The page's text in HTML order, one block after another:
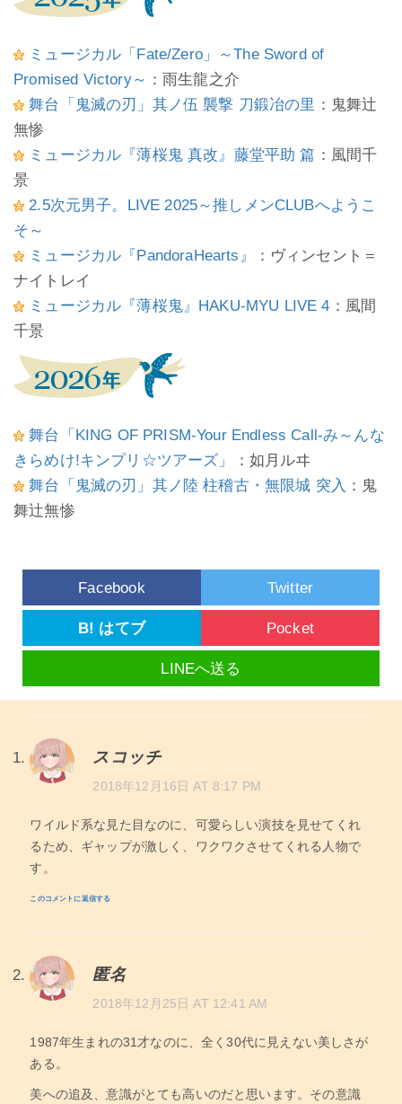
ミュージカル「Fate/Zero」～The Sword of
Promised Victory～ ：雨生龍之介
舞台「鬼滅の刃」其ノ伍 襲撃 刀鍛冶の里 ：鬼舞辻
無惨
ミュージカル『薄桜鬼 真改』藤堂平助 篇 ：風間千
景
2.5次元男子。LIVE 2025～推しメンCLUBへようこ
そ～
ミュージカル『PandoraHearts』
：ヴィンセント＝
ナイトレイ
ミュージカル『薄桜鬼』HAKU-MYU LIVE 4 ：風間
千景
舞台「KING OF PRISM-Your Endless Call-み～んな
きらめけ!キンプリ☆ツアーズ」
：如月ルヰ
舞台「鬼滅の刃」其ノ陸 柱稽古・無限城 突入 ：鬼
舞辻無惨
Facebook Twitter
B! はてブ Pocket
LINEへ送る
スコッチ
2018年12月16日 AT 8:17 PM
ワイルド系な見た目なのに、可愛らしい演技を見せてくれ
るため、ギャップが激しく、ワクワクさせてくれる人物で
す。
このコメントに返信する
匿名
2018年12月25日 AT 12:41 AM
1987年生まれの31才なのに、全く30代に見えない美しさが
ある。
美への追及、意識がとても高いのだと思います。その意識